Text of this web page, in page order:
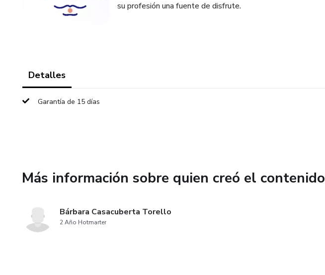
su profesión una fuente de disfrute.
Detalles
Garantía de 15 días
Más información sobre quien creó el contenido
Bárbara Casacuberta Torello
2 Año Hotmarter